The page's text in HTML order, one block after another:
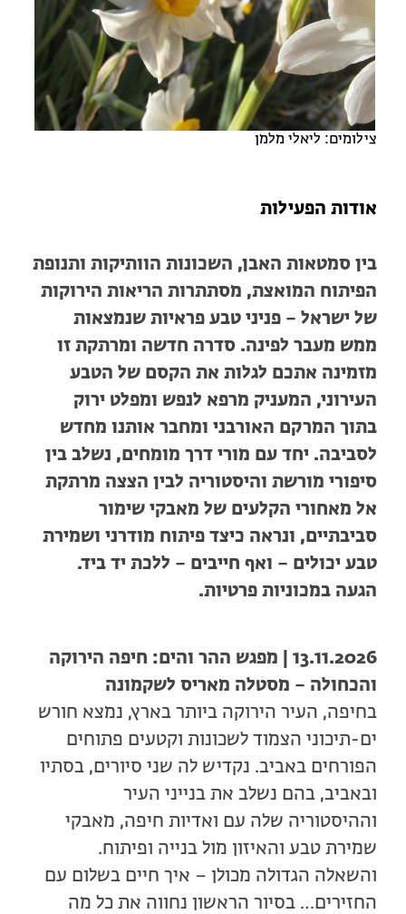
מחנות קיץ
מחנות קיץ
חופשות בבתי ספר שדה
ארץ אהבתי – קבוצות טיולים למבוגרים
צילומים: ליאלי מלמן
אודות הפעילות
בין סמטאות האבן, השכונות הוותיקות ותנופת
הפיתוח המואצת, מסתתרות הריאות הירוקות
של ישראל – פניני טבע פראיות שנמצאות
ממש מעבר לפינה. סדרה חדשה ומרתקת זו
מזמינה אתכם לגלות את הקסם של הטבע
העירוני, המעניק מרפא לנפש ומפלט ירוק
בתוך המרקם האורבני ומחבר אותנו מחדש
לסביבה. יחד עם מורי דרך מומחים, נשלב בין
סיפורי מורשת והיסטוריה לבין הצצה מרתקת
אל מאחורי הקלעים של מאבקי שימור
סביבתיים, ונראה כיצד פיתוח מודרני ושמירת
טבע יכולים – ואף חייבים – ללכת יד ביד.
הגעה במכוניות פרטיות.
13.11.2026 | מפגש ההר והים: חיפה הירוקה
והכחולה – מסטלה מאריס לשקמונה
בחיפה, העיר הירוקה ביותר בארץ, נמצא חורש
ים-תיכוני הצמוד לשכונות וקטעים פתוחים
הפורחים באביב. נקדיש לה שני סיורים, בסתיו
ובאביב, בהם נשלב את בנייני העיר
וההיסטוריה שלה עם ואדיות חיפה, מאבקי
שמירת טבע והאיזון מול בנייה ופיתוח.
והשאלה הגדולה מכולן – איך חיים בשלום עם
החזירים… בסיור הראשון נחווה את כל מה